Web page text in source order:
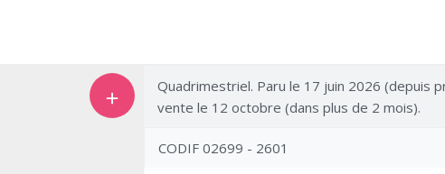
＋
Quadrimestriel. Paru le 17 juin 2026 (depuis
vente le 12 octobre (dans plus de 2 mois).
CODIF 02699 - 2601